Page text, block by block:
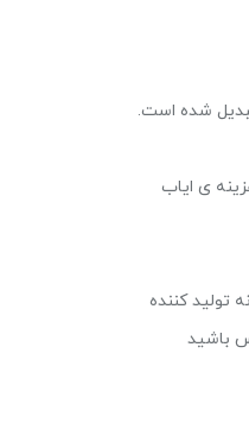
شده است.
ی ایاب
تولید کننده
باشید